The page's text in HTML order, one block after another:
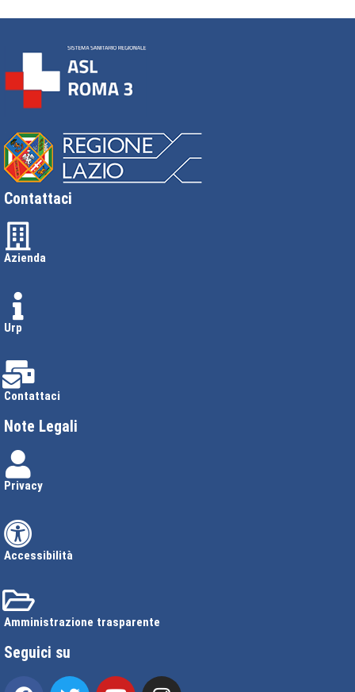
Contattaci
Azienda
Urp
Contattaci
Note Legali
Privacy
Accessibilità
Amministrazione trasparente
Seguici su